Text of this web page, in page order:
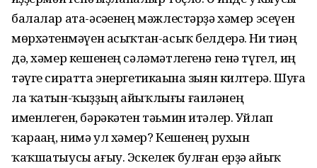
балалар ата-әсәһенең мәжлестәрҙә хәмер эсеүен
мөрхәтһенмәүен асыҡтан-асыҡ белдерә. Ни тиһәң
дә, хәмер кешенең сәләмәтлегенә генә түгел, иң
тәүге сиратта энергетикаһына зыян килтерә. Шуға
ла ҡатын-ҡыҙҙың айыҡлығы ғаиләнең
именлеген, бәрәкәтен тәьмин итәлер. Уйлап
ҡараһаң, нимә ул хәмер? Кешенең рухын
ҡаҡшатыусы ағыу. Эскелек булған ерҙә айыҡ